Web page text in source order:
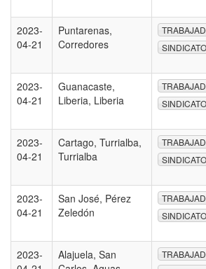
2023-
04-21
Puntarenas,
Corredores
2023-
04-21
Guanacaste,
Liberia, Liberia
2023-
04-21
Cartago, Turrialba,
Turrialba
2023-
04-21
San José, Pérez
Zeledón
2023-
Alajuela, San